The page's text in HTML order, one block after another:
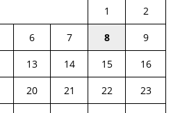
1
2
6 7 8
9
13 14 15
16
20 21 22
23